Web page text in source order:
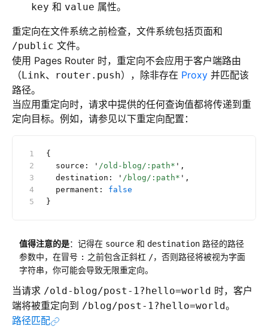
key 和 value 属性。
重定向在文件系统之前检查，文件系统包括页面和
/public 文件。
使用 Pages Router 时，重定向不会应用于客户端路由
（Link、 router.push），除非存在 Proxy 并匹配该
路径。
当应用重定向时，请求中提供的任何查询值都将传递到重
定向目标。例如，请参见以下重定向配置：
{
  source:
' /old-blog/:path* ' ,
  destination:
' /blog/:path* ' ,
  permanent:
false
}
值得注意的是：记得在 source 和 destination 路径的路径
参数中，在冒号 : 之前包含正斜杠 /，否则路径将被视为字面
字符串，你可能会导致无限重定向。
当请求 /old-blog/post-1?hello=world 时，客户
端将被重定向到 /blog/post-1?hello=world。
路径匹配